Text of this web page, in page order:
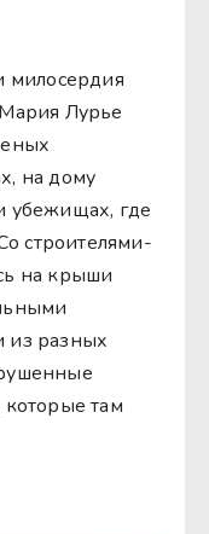
милосердия
Лурье
на дому
убежищах, где
строителями-
на крыши
из разных
там